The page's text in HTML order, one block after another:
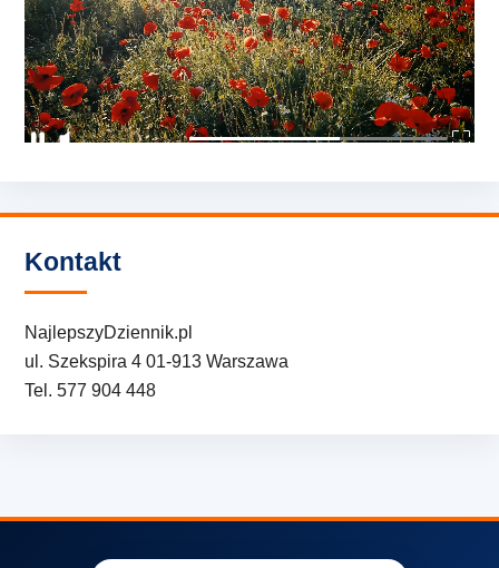
Kontakt
NajlepszyDziennik.pl
ul. Szekspira 4 01-913 Warszawa
Tel. 577 904 448